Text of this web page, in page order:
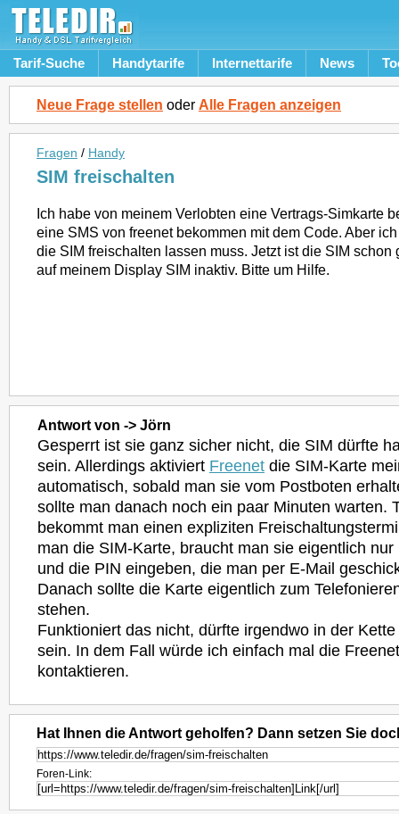
Tarif-Suche Handytarife Internettarife News
Neue Frage stellen oder Alle Fragen anzeigen
Fragen / Handy
SIM freischalten
Ich habe von meinem Verlobten eine Vertrags-Simkarte
eine SMS von freenet bekommen mit dem Code. Aber
die SIM freischalten lassen muss. Jetzt ist die SIM schon
auf meinem Display SIM inaktiv. Bitte um Hilfe.
Antwort von -> Jörn
Gesperrt ist sie ganz sicher nicht, die SIM dürfte
sein. Allerdings aktiviert Freenet die SIM-Karte
automatisch, sobald man sie vom Postboten
sollte man danach noch ein paar Minuten warten.
bekommt man einen expliziten
man die SIM-Karte, braucht man sie eigentlich
und die PIN eingeben, die man per E-Mail
Danach sollte die Karte eigentlich zum
stehen.
Funktioniert das nicht, dürfte irgendwo in der
sein. In dem Fall würde ich einfach mal die
kontaktieren.
Hat Ihnen die Antwort geholfen? Dann setzen Sie
Foren-Link: